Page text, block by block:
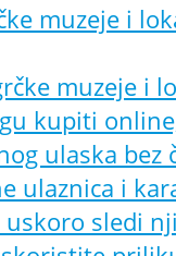
muzeje i